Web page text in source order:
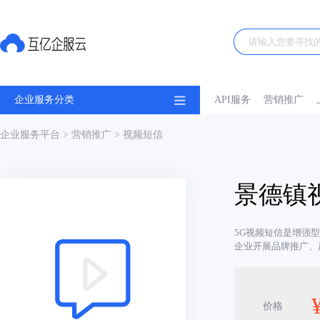
企业服务分类 API服务 营销推广
企业服务平台 > 营销推广 > 视频短信
景德镇
5G视频短信是增强
企业开展品牌推广
价格